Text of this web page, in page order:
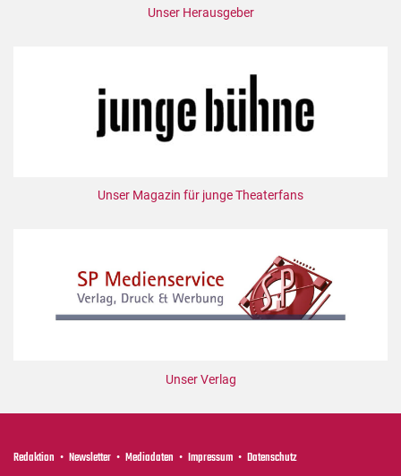
Mediadaten
Unser Herausgeber
Unser Magazin für junge Theaterfans
Unser Verlag
Redaktion Newsletter Mediadaten Impressum Datenschutz